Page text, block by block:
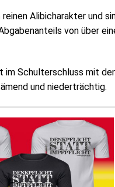
Alibicharakter und
von über
Schulterschluss mit
und niederträchtig.